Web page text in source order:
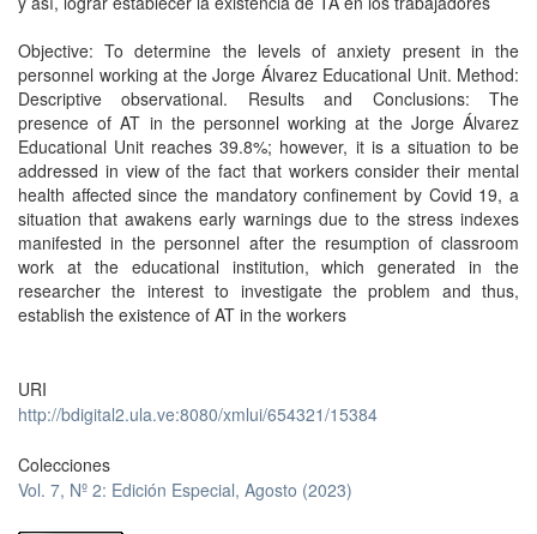
Objective: To determine the levels of anxiety present in the
personnel working at the Jorge Álvarez Educational Unit. Method:
Descriptive observational. Results and Conclusions: The
presence of AT in the personnel working at the Jorge Álvarez
Educational Unit reaches 39.8%; however, it is a situation to be
addressed in view of the fact that workers consider their mental
health affected since the mandatory confinement by Covid 19, a
situation that awakens early warnings due to the stress indexes
manifested in the personnel after the resumption of classroom
work at the educational institution, which generated in the
researcher the interest to investigate the problem and thus,
establish the existence of AT in the workers
URI
http://bdigital2.ula.ve:8080/xmlui/654321/15384
Colecciones
Vol. 7, Nº 2: Edición Especial, Agosto (2023)